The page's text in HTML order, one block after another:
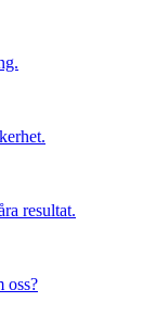
resultat.
oss?